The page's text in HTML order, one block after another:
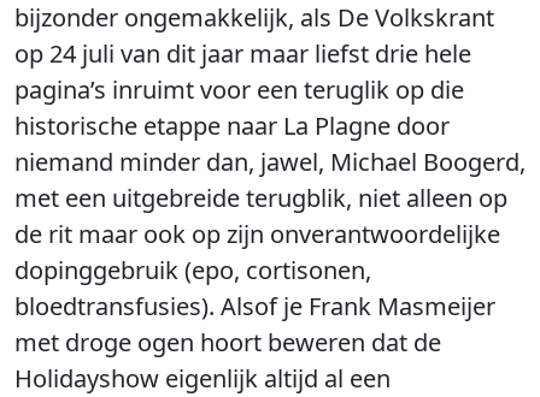
bijzonder ongemakkelijk, als De Volkskrant
op 24 juli van dit jaar maar liefst drie hele
pagina’s inruimt voor een teruglik op die
historische etappe naar La Plagne door
niemand minder dan, jawel, Michael Boogerd,
met een uitgebreide terugblik, niet alleen op
de rit maar ook op zijn onverantwoordelijke
dopinggebruik (epo, cortisonen,
bloedtransfusies). Alsof je Frank Masmeijer
met droge ogen hoort beweren dat de
Holidayshow eigenlijk altijd al een